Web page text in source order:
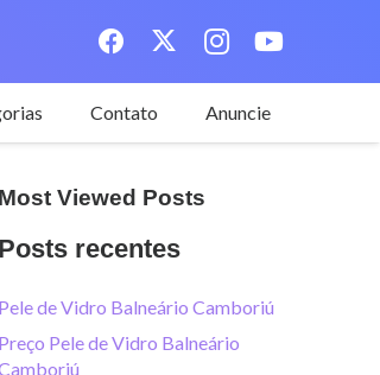
Contato Anuncie
Most Viewed Posts
Posts recentes
Pele de Vidro Balneário Camboriú
Preço Pele de Vidro Balneário